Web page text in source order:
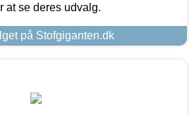
at se deres udvalg.
på Stofgiganten.dk